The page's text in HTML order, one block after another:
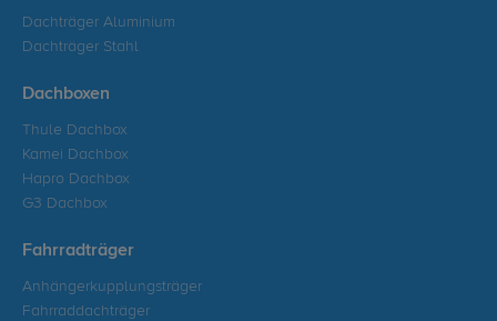
Dachträger Aluminium
Dachträger Stahl
Dachboxen
Thule Dachbox
Kamei Dachbox
Hapro Dachbox
G3 Dachbox
Fahrradträger
Anhängerkupplungsträger
Fahrraddachträger